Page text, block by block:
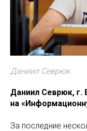
Даниил Севрюк
Даниил Севрюк, г.
на
За последние